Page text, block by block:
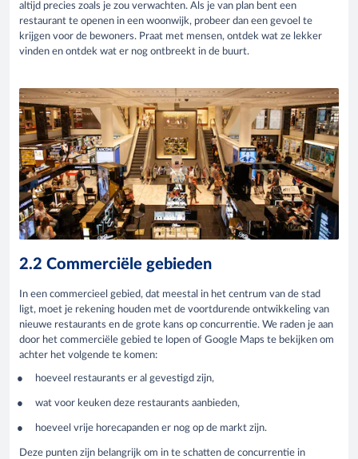
altijd precies zoals je zou verwachten. Als je van plan bent een
restaurant te openen in een woonwijk, probeer dan een gevoel te
krijgen voor de bewoners. Praat met mensen, ontdek wat ze lekker
vinden en ontdek wat er nog ontbreekt in de buurt.
2.2 Commerciële gebieden
In een commercieel gebied, dat meestal in het centrum van de stad
ligt, moet je rekening houden met de voortdurende ontwikkeling van
nieuwe restaurants en de grote kans op concurrentie. We raden je aan
door het commerciële gebied te lopen of Google Maps te bekijken om
achter het volgende te komen:
hoeveel restaurants er al gevestigd zijn,
wat voor keuken deze restaurants aanbieden,
hoeveel vrije horecapanden er nog op de markt zijn.
Deze punten zijn belangrijk om in te schatten de concurrentie in